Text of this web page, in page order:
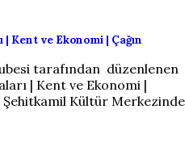
Kent ve Ekonomi | Çağın
tarafından düzenlenen
| Kent ve Ekonomi |
Şehitkamil Kültür Merkezinde